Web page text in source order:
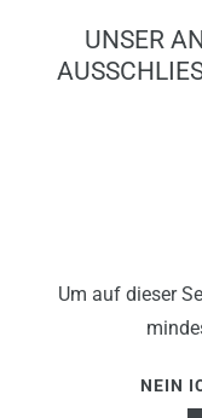
UNSER
Um auf dieser
NEIN